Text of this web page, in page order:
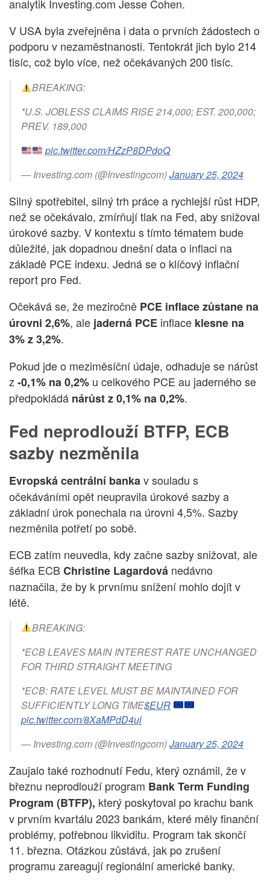
analytik Investing.com Jesse Cohen.
V USA byla zveřejněna i data o prvních žádostech o
podporu v nezaměstnanosti. Tentokrát jich bylo 214
tisíc, což bylo více, než očekávaných 200 tisíc.
BREAKING:
*U.S. JOBLESS CLAIMS RISE 214,000; EST. 200,000;
PREV. 189,000
pic.twitter.com/HZzP8DPdoQ
— Investing.com (@Investingcom)January 25, 2024
Silný spotřebitel, silný trh práce a rychlejší růst HDP,
než se očekávalo, zmírňují tlak na Fed, aby snižoval
úrokové sazby. V kontextu s tímto tématem bude
důležité, jak dopadnou dnešní data o inflaci na
základě PCE indexu. Jedná se o klíčový inflační
report pro Fed.
Očekává se, že meziročně PCE inflace zůstane na
úrovni 2,6%, ale jaderná PCE inflace klesne na
3% z 3,2%.
Pokud jde o meziměsíční údaje, odhaduje se nárůst
z-0,1% na 0,2% u celkového PCE au jaderného se
předpokládá nárůst z 0,1% na 0,2%.
Fed neprodlouží BTFP, ECB
sazby nezměnila
Evropská centrální bankav souladu s
očekáváními opět neupravila úrokové sazby a
základní úrok ponechala na úrovni 4,5%. Sazby
nezměnila potřetí po sobě.
ECB zatím neuvedla, kdy začne sazby snižovat, ale
šéfka ECBChristine Lagardová nedávno
naznačila, že by k prvnímu snížení mohlo dojít v
létě.
BREAKING:
*ECB LEAVES MAIN INTEREST RATE UNCHANGED
FOR THIRD STRAIGHT MEETING
*ECB: RATE LEVEL MUST BE MAINTAINED FOR
SUFFICIENTLY LONG TIME$EUR
pic.twitter.com/8XaMPdD4ul
— Investing.com (@Investingcom)January 25, 2024
Zaujalo také rozhodnutí Fedu, který oznámil, že v
březnu neprodlouží program Bank Term Funding
Program (BTFP), který poskytoval po krachu bank
v prvním kvartálu 2023 bankám, které měly finanční
problémy, potřebnou likviditu. Program tak skončí
11. března. Otázkou zůstává, jak po zrušení
programu zareagují regionální americké banky.